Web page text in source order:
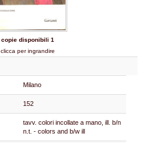
copie disponibili 1
clicca per ingrandire
Milano
152
tavv. colori incollate a mano, ill. b/n
n.t. - colors and b/w ill